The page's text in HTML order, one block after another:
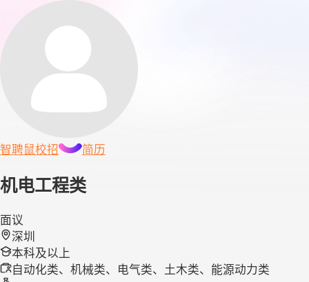
智聘鼠校招 简历
机电工程类
面议
深圳
本科及以上
自动化类、机械类、电气类、土木类、能源动力类